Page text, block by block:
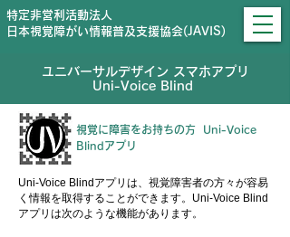
特定非営利活動法人
日本視覚障がい情報普及支援協会(JAVIS)
ユニバーサルデザイン​ スマホアプリ
Uni-Voice Blind ​
視覚に障害をお持ちの方 Uni-Voice
Blindアプリ
Uni-Voice Blindアプリは、視覚障害者の方々が容易
く情報を取得することができます。Uni-Voice Blind
アプリは次のような機能があります。